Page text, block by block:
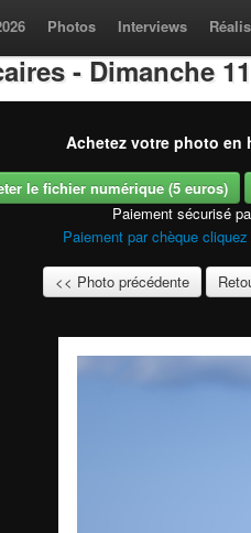
Photos Interviews
- Dimanche
Achetez votre photo en
le fichier numérique (5 euros)
Paiement sécurisé
Paiement par chèque
<< Photo précédente